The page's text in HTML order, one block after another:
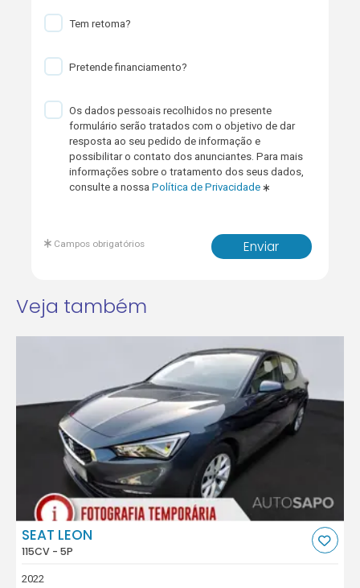
Tem retoma?
Pretende financiamento?
Os dados pessoais recolhidos no presente
formulário serão tratados com o objetivo de dar
resposta ao seu pedido de informação e
possibilitar o contato dos anunciantes. Para mais
informações sobre o tratamento dos seus dados,
consulte a nossaPolítica de Privacidade
Enviar
Campos obrigatórios
Veja também
SEAT LEON
115CV - 5P
2022